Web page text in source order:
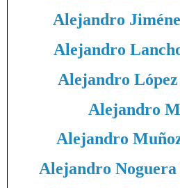
Alejandro
Alejandro
Alejandro
Alejandro
Alejandro
Alejandro